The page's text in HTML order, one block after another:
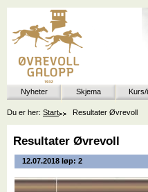
Nyheter Skjema Kurs/
Du er her: Start Resultater Øvrevoll
Resultater Øvrevoll
12.07.2018 løp: 2